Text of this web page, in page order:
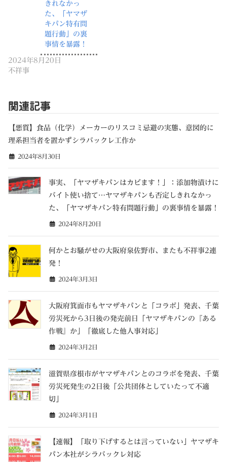
きれなかっ
た、「ヤマザ
キパン特有問
題行動」の裏
事情を暴露！
2024年8月20日
不祥事
関連記事
【悪質】食品（化学）メーカーのリスコミ忌避の実態、意図的に
理系担当者を置かずシラバックレ工作か
2024年8月30日
事実、「ヤマザキパンはカビます！」：添加物漬けに
バイト使い捨て…ヤマザキパンも否定しきれなかっ
た、「ヤマザキパン特有問題行動」の裏事情を暴露！
2024年8月20日
何かとお騒がせの大阪府泉佐野市、またも不祥事2連
発！
2024年3月3日
大阪府箕面市もヤマザキパンと「コラボ」発表、千葉
労災死から3日後の発売前日「ヤマザキパンの『ある
作戦』か」「徹底した他人事対応」
2024年3月2日
滋賀県彦根市がヤマザキパンとのコラボを発表、千葉
労災死発生の2日後「公共団体としていたって不適
切」
2024年3月1日
【速報】「取り下げするとは言っていない」ヤマザキ
パン本社がシラバックレ対応